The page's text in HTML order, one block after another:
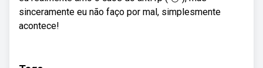
sinceramente eu não faço por mal, simplesmente
acontece!